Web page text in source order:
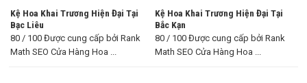
Kệ Hoa Khai Trương Hiện Đại Tại
Bạc Liêu
80 / 100 Được cung cấp bởi Rank
Math SEO Cửa Hàng Hoa ...
Kệ Hoa Khai Trương Hiện Đại Tại
Bắc Kạn
80 / 100 Được cung cấp bởi Rank
Math SEO Cửa Hàng Hoa ...